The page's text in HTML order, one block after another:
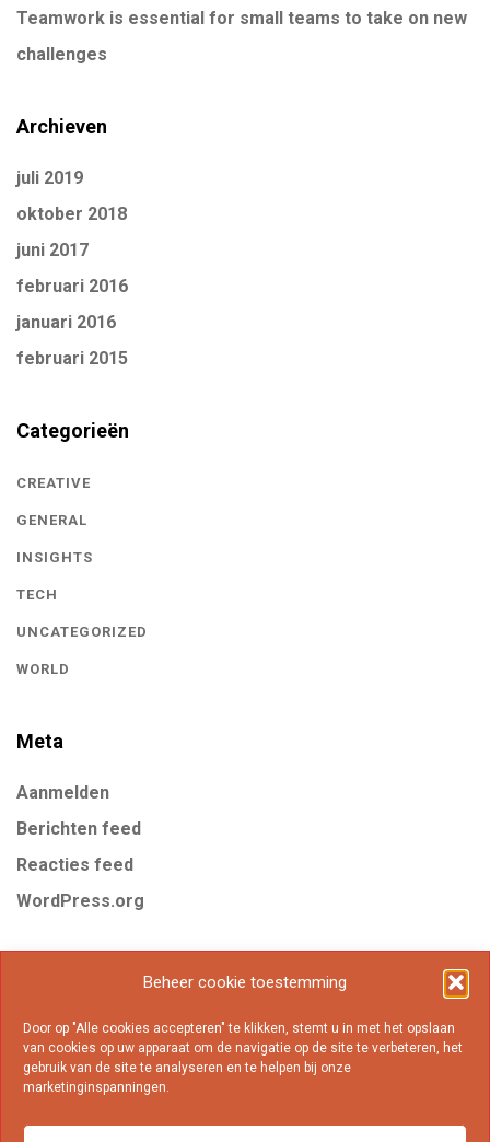
Beheer cookie toestemming
Door op "Alle cookies accepteren" te klikken, stemt u in met het opslaan
van cookies op uw apparaat om de navigatie op de site te verbeteren, het
gebruik van de site te analyseren en te helpen bij onze
marketinginspanningen.
Teamwork is essential for small teams to take on new
challenges
Archieven
juli 2019
oktober 2018
juni 2017
februari 2016
januari 2016
februari 2015
Categorieën
CREATIVE
GENERAL
INSIGHTS
TECH
UNCATEGORIZED
WORLD
Meta
Aanmelden
Berichten feed
Reacties feed
WordPress.org
Business Gear Internet Marketing Mobile
Online Popular